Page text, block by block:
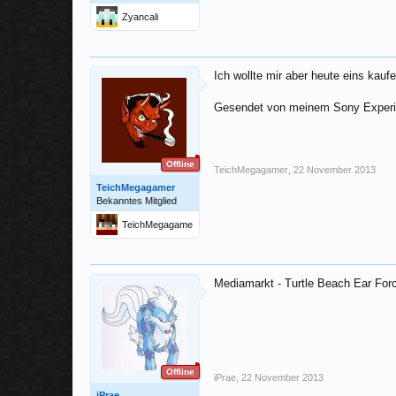
Zyancali
Offline
TeichMegagamer
Bekanntes Mitglied
TeichMegagame
r
Ich wollte mir aber heute eins
Gesendet von meinem Sony
TeichMegagamer 22 November 2013
Offline
Mediamarkt - Turtle Beach Ear
iPrae 22 November 2013